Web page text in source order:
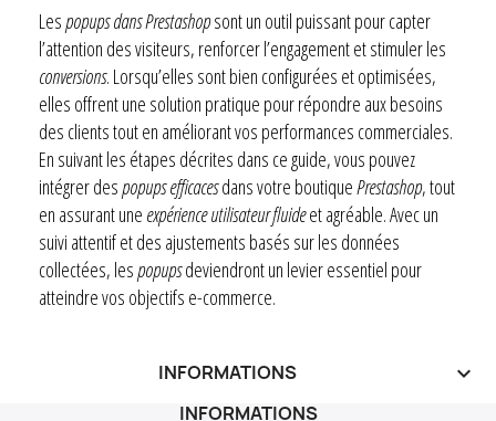
Lespopups dans Prestashopsont un outil puissant pour capter
l’attention des visiteurs, renforcer l’engagement et stimuler les
conversions. Lorsqu’elles sont bien configurées et optimisées,
elles offrent une solution pratique pour répondre aux besoins
des clients tout en améliorant vos performances commerciales.
En suivant les étapes décrites dans ce guide, vous pouvez
intégrer despopups efficacesdans votre boutiquePrestashop, tout
en assurant une expérience utilisateur fluideet agréable. Avec un
suivi attentif et des ajustements basés sur les données
collectées, lespopupsdeviendront un levier essentiel pour
atteindre vos objectifs e-commerce.
INFORMATIONS keyboard_arrow_down
INFORMATIONS